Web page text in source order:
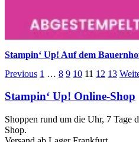
Stampin‘ Up! Auf dem
Previous 1 … 8 9 10 11 12 13
Stampin‘ Up! Online-Shop
Shoppen rund um die Uhr, 7 Tage
Shop.